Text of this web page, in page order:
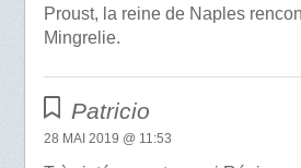
Proust, la reine de Naples
Mingrelie.
Patricio
28 MAI 2019 @ 11:53